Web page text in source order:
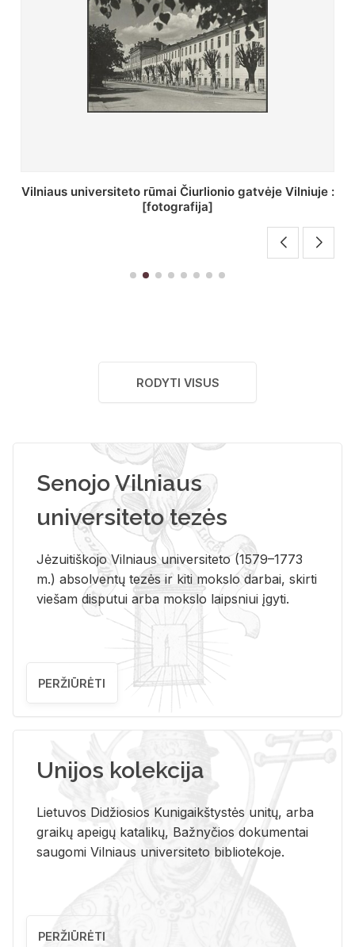
St. Batoro universiteto J. Pilsudskio kolegija :
[fotografija]
RODYTI VISUS
Senojo Vilniaus
universiteto tezės
Jėzuitiškojo Vilniaus universiteto (1579–1773
m.) absolventų tezės ir kiti mokslo darbai, skirti
viešam disputui arba mokslo laipsniui įgyti.
PERŽIŪRĖTI
Unijos kolekcija
Lietuvos Didžiosios Kunigaikštystės unitų, arba
graikų apeigų katalikų, Bažnyčios dokumentai
saugomi Vilniaus universiteto bibliotekoje.
PERŽIŪRĖTI